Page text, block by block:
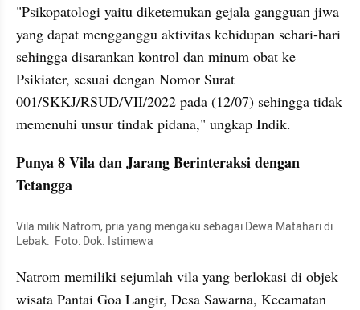
"Psikopatologi yaitu diketemukan gejala gangguan jiwa
yang dapat mengganggu aktivitas kehidupan sehari-hari
sehingga disarankan kontrol dan minum obat ke
Psikiater, sesuai dengan Nomor Surat
001/SKKJ/RSUD/VII/2022 pada (12/07) sehingga tidak
memenuhi unsur tindak pidana," ungkap Indik.
Punya 8 Vila dan Jarang Berinteraksi dengan
Tetangga
Vila milik Natrom, pria yang mengaku sebagai Dewa Matahari di
Lebak.  Foto: Dok. Istimewa
Natrom memiliki sejumlah vila yang berlokasi di objek
wisata Pantai Goa Langir, Desa Sawarna, Kecamatan